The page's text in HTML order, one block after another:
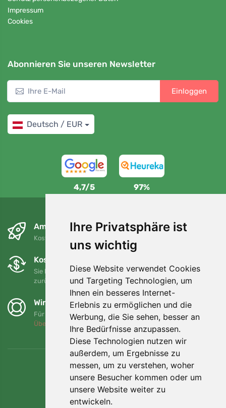
Ihre Privatsphäre ist
uns wichtig
Diese Website verwendet Cookies
und Targeting Technologien, um
Ihnen ein besseres Internet-
Erlebnis zu ermöglichen und die
Werbung, die Sie sehen, besser an
Ihre Bedürfnisse anzupassen.
Diese Technologien nutzen wir
außerdem, um Ergebnisse zu
messen, um zu verstehen, woher
unsere Besucher kommen oder um
unsere Website weiter zu
entwickeln.
Impressum
Cookies
Abonnieren Sie unseren Newsletter
Einloggen
Deutsch / EUR
4,7/5 97%
Am nächsten Tag und kostenlos
Kostenloser Versand für Bestellungen über 80 EUR
Kostenloser Umtausch und Rückgabe
Sie können Ihre Bestellung jederzeit innerhalb von 90 Tagen
zurückgeben oder umtauschen.
Wir unterstützen Trees.org
Für jede Bestellung pflanzen wir einen Baum! Mehr lesen
Über uns